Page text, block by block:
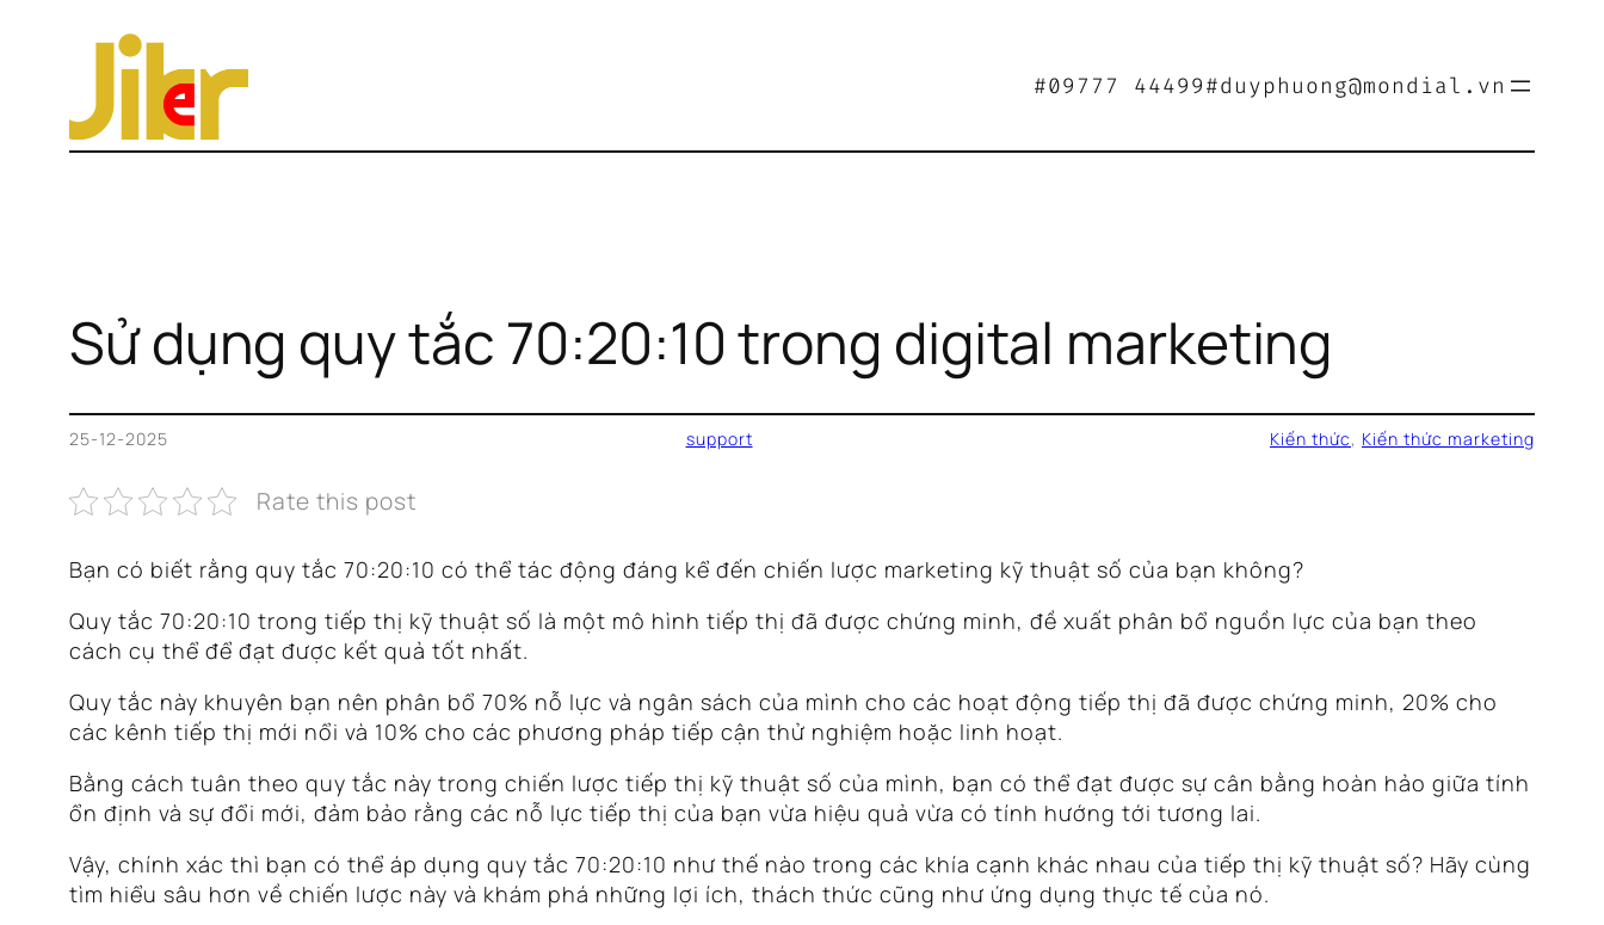
#09777 44499#duyphuong@mondial.vn
Sử dụng quy tắc 70:20:10 trong digital marketing
25-12-2025 support Kiến thức, Kiến thức marketing
Rate this post
Bạn có biết rằng quy tắc 70:20:10 có thể tác động đáng kể đến chiến lược marketing kỹ thuật số của bạn không?
Quy tắc 70:20:10 trong tiếp thị kỹ thuật số là một mô hình tiếp thị đã được chứng minh, đề xuất phân bổ nguồn lực của bạn theo
cách cụ thể để đạt được kết quả tốt nhất.
Quy tắc này khuyên bạn nên phân bổ 70% nỗ lực và ngân sách của mình cho các hoạt động tiếp thị đã được chứng minh, 20% cho
các kênh tiếp thị mới nổi và 10% cho các phương pháp tiếp cận thử nghiệm hoặc linh hoạt.
Bằng cách tuân theo quy tắc này trong chiến lược tiếp thị kỹ thuật số của mình, bạn có thể đạt được sự cân bằng hoàn hảo giữa tính
ổn định và sự đổi mới, đảm bảo rằng các nỗ lực tiếp thị của bạn vừa hiệu quả vừa có tính hướng tới tương lai.
Vậy, chính xác thì bạn có thể áp dụng quy tắc 70:20:10 như thế nào trong các khía cạnh khác nhau của tiếp thị kỹ thuật số? Hãy cùng
tìm hiểu sâu hơn về chiến lược này và khám phá những lợi ích, thách thức cũng như ứng dụng thực tế của nó.